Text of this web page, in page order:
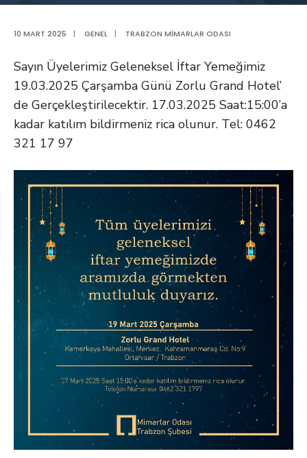
10 MART 2025 | GENEL | TRABZON MIMARLAR ODASI
Sayın Üyelerimiz Geleneksel İftar Yemeğimiz
19.03.2025 Çarşamba Günü Zorlu Grand Hotel’
de Gerçekleştirilecektir. 17.03.2025 Saat:15:00’a
kadar katılım bildirmeniz rica olunur. Tel: 0462
321 17 97